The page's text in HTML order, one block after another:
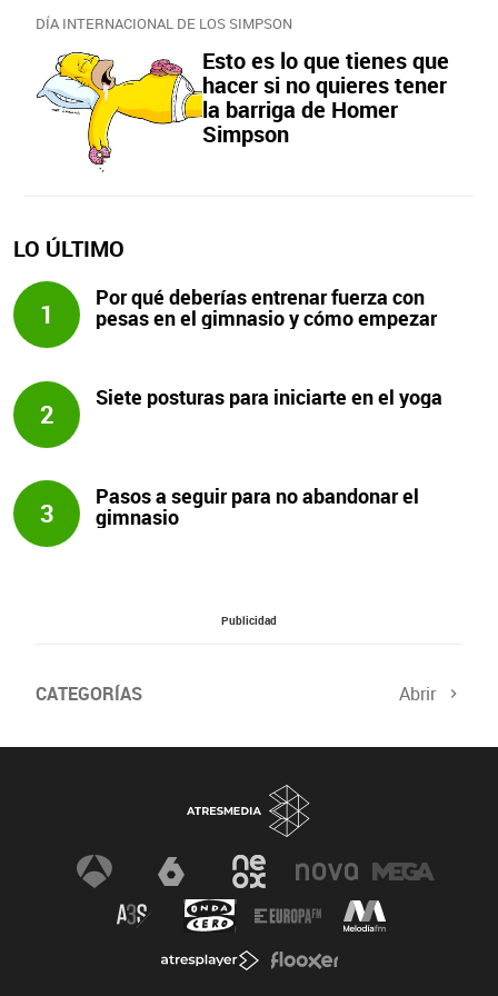
DÍA INTERNACIONAL DE LOS SIMPSON
Esto es lo que tienes que
hacer si no quieres tener
la barriga de Homer
Simpson
LO ÚLTIMO
1
Por qué deberías entrenar fuerza con
pesas en el gimnasio y cómo empezar
2
Siete posturas para iniciarte en el yoga
3
Pasos a seguir para no abandonar el
gimnasio
Publicidad
CATEGORÍAS Abrir
Salud sexual El tiempo Viajes y planes
Champions Últimas noticias
Nutrición Gastronomía Recetas de cocina
Trabaja los glúteos Suelo pélvico
Dietas sanas